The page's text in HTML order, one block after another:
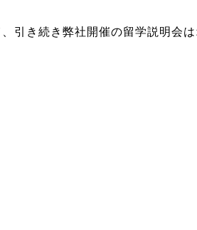
き続き弊社開催の留学説明会